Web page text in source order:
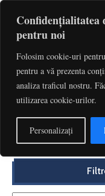
Confidențialitatea
pentru noi
Folosim cookie-uri
pentru a vă prezenta
analiza traficul nostru.
utilizarea cookie-urilor.
Personalizați
Etichetă:
Selected issues in
in Poland | Marcin
Redactia - noiembrie 14,